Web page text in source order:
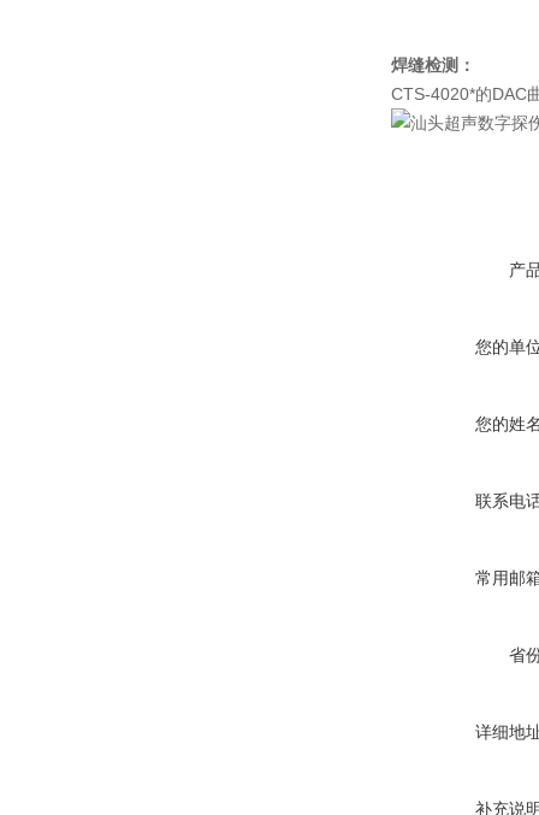
焊缝检测 ：
CTS-4020*的DAC
产
您的单
您的姓
联系电
常用邮
省
详细地
补充说